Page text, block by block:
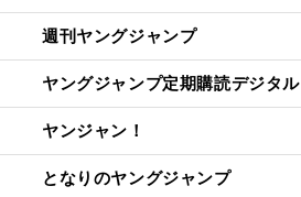
週刊ヤングジャンプ
ヤングジャンプ定期購読デジタル
ヤンジャン！
となりのヤングジャンプ